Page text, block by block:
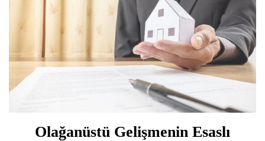
Olağanüstü Gelişmenin Esaslı